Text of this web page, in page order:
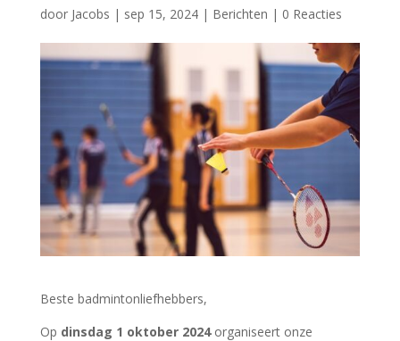
door Jacobs | sep 15, 2024| Berichten | 0 Reacties
Beste badmintonliefhebbers,
Op dinsdag 1 oktober 2024organiseert onze